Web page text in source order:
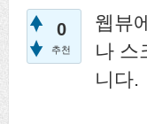
0
추천
웹뷰
나 스
니다.